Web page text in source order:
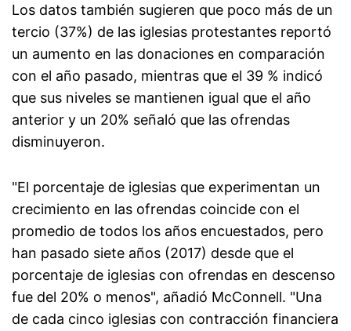
Los datos también sugieren que poco más de un
tercio (37%) de las iglesias protestantes reportó
un aumento en las donaciones en comparación
con el año pasado, mientras que el 39 % indicó
que sus niveles se mantienen igual que el año
anterior y un 20% señaló que las ofrendas
disminuyeron.
"El porcentaje de iglesias que experimentan un
crecimiento en las ofrendas coincide con el
promedio de todos los años encuestados, pero
han pasado siete años (2017) desde que el
porcentaje de iglesias con ofrendas en descenso
fue del 20% o menos", añadió McConnell. "Una
de cada cinco iglesias con contracción financiera